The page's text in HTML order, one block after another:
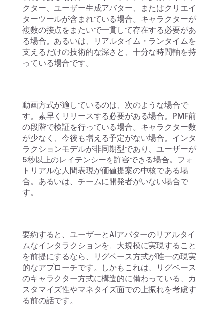
クター、ユーザー生成アバター、またはクリエイ
ターツールが含まれている場合。キャラクターが
複数の接点をまたいで一貫して存在する必要があ
る場合。あるいは、リアルタイム・ランタイムを
支えるだけの技術的な深さと、十分な時間軸を持
っている場合です。
動画方式が適しているのは、次のような場合で
す。素早くリリースする必要がある場合。PMF前
の段階で検証を行っている場合。キャラクター数
が少なく、今後も増える予定がない場合。インタ
ラクションモデルが非同期型であり、ユーザーが
5秒以上のレイテンシーを許容できる場合。フォ
トリアルな人間表現が価値提案の中核である場
合。あるいは、チームに開発者がいない場合で
す。
要約すると、ユーザーとAIアバターのリアルタイ
ムなインタラクションを、大規模に実現すること
を前提にするなら、リグベース方式が唯一の現実
的なアプローチです。しかもこれは、リグベース
のキャラクター方式に構造的に備わっている、カ
スタマイズ性やマネタイズ面での上振れを考慮す
る前の話です。